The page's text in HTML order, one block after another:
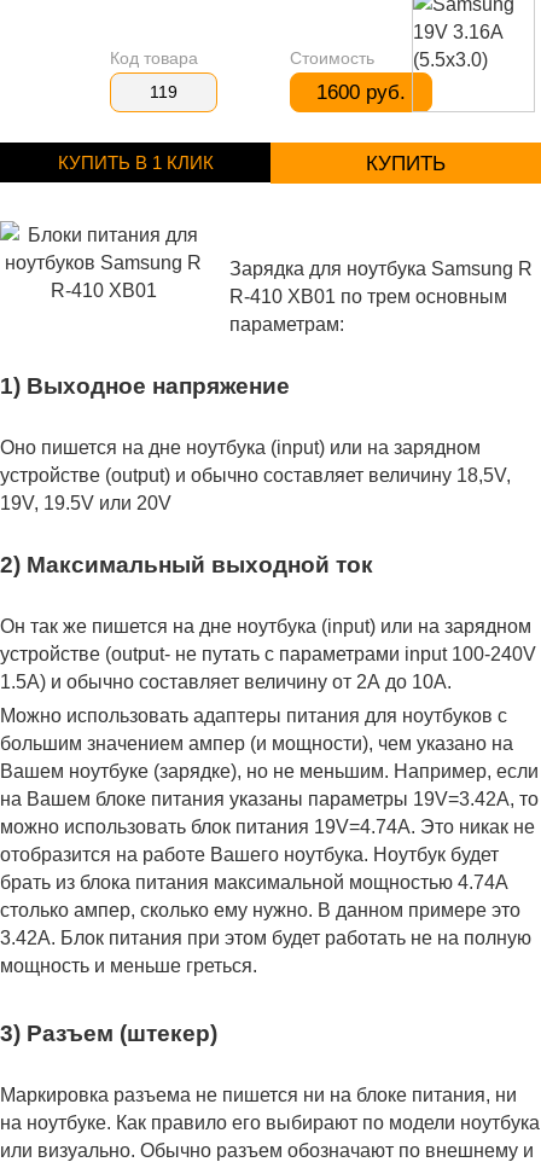
Код товара
119
Стоимость
1600 руб.
КУПИТЬ В 1 КЛИК КУПИТЬ
Зарядка для ноутбука Samsung R
R-410 XB01 по трем основным
параметрам:
1) Выходное напряжение
Оно пишется на дне ноутбука (input) или на зарядном
устройстве (output) и обычно составляет величину 18,5V,
19V, 19.5V или 20V
2) Максимальный выходной ток
Он так же пишется на дне ноутбука (input) или на зарядном
устройстве (output- не путать с параметрами input 100-240V
1.5A) и обычно составляет величину от 2А до 10A.
Можно использовать адаптеры питания для ноутбуков с
большим значением ампер (и мощности), чем указано на
Вашем ноутбуке (зарядке), но не меньшим. Например, если
на Вашем блоке питания указаны параметры 19V=3.42A, то
можно использовать блок питания 19V=4.74A. Это никак не
отобразится на работе Вашего ноутбука. Ноутбук будет
брать из блока питания максимальной мощностью 4.74А
столько ампер, сколько ему нужно. В данном примере это
3.42А. Блок питания при этом будет работать не на полную
мощность и меньше греться.
3) Разъем (штекер)
Маркировка разъема не пишется ни на блоке питания, ни
на ноутбуке. Как правило его выбирают по модели ноутбука
или визуально. Обычно разъем обозначают по внешнему и